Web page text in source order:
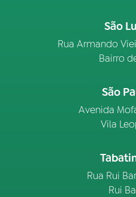
São
Rua Armando
Bairro
São
Avenida
Vila
Rua Rui
Rui